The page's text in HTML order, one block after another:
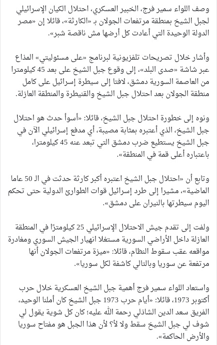
وصف اللواء سمير فرج، الخبير العسكري، احتلال الكيان الإسرائيلي
لجبل الشيخ بمنطقة مرتفعات الجولان بـ «الكارثة»، قائلا إن «مصر
الدولة الوحيدة التي أعادت كل أرضها مش ناقصة شبر».
وأشار خلال تصريحات تلفزيونية لبرنامج «على مسئوليتي» المذاع
عبر شاشة «صدى البلد»، إلى وقوع جبل الشيخ على بعد 45 كيلومترا
من العاصمة السورية دمشق، لافتا إلى سيطرة إسرائيل على كامل
منطقة الجولان بعد احتلال جبل الشيخ والقنيطرة والمنطقة العازلة.
ونوه إلى خطورة احتلال جبل الشيخ، قائلا: «أسوأ حدث هو احتلال
جبل الشيخ، الذي أعتبره بمثابة مصيبة، أي مدفع إسرائيلي الآن في
جبل الشيخ يستطيع ضرب دمشق التي تبعد عنه 45 كيلومترا،
باعتباره أعلى قمة في المنطقة».
وتابع أن «احتلال جبل الشيخ اعتبره أكبر كارثة حدثت في الـ 50 عاما
الماضية»، مشيرا إلى طرد إسرائيل قوات الطوارئ الدولية حتى تحكم
اليوم سيطرتها بالنيران على دمشق».
ولفت إلى تقدم جيش الاحتلال الإسرائيلي 25 كيلومترًا في المنطقة
العازلة داخل الأراضي السورية مستغلا انهيار الجيش السوري ومغادرة
مواقعه عقب سقوط النظام، قائلا: «ميزة مرتفعات الجولان أنها
مرتفعة عن سوريا وبالتالي كاشفة لكل سوريا».
واستعاد اللواء سمير فرج أهمية جبل الشيخ العسكرية خلال حرب
أكتوبر 1973، قائلا: «أيام حرب 1973 جبل الشيخ كان أملنا الوحيد،
الفريق سعد الدين الشاذلي رحمة الله عليه؛ كان كل شوية يقول لي
شوف لي جبل الشيخ سقط ولا لأ؟ لأن هذا الجبل هو مفتاح سوريا
والأرض الحاكمة».